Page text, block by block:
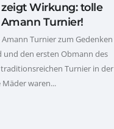
Wirkung: tolle
Turnier!
Turnier zum Gedenken
und den ersten Obmann des
Turnier in der
waren...